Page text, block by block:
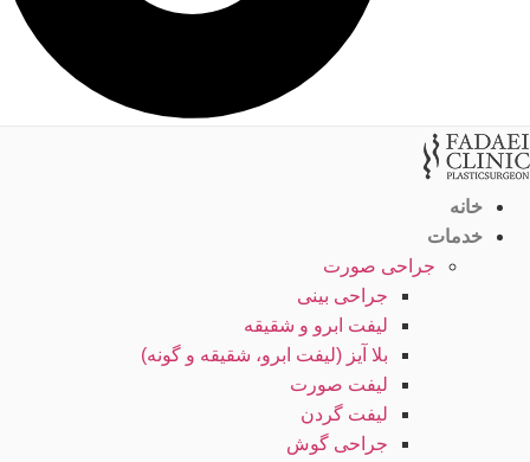
خانه
خدمات
جراحی صورت
جراحی بینی
لیفت ابرو و شقیقه
بلا آیز (لیفت ابرو، شقیقه و گونه)
لیفت صورت
لیفت گردن
جراحی گوش